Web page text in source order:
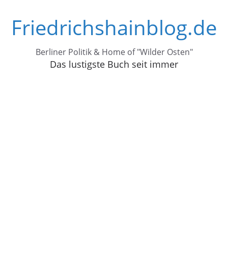
Inhalt
springen
Friedrichshainblog.de
Berliner Politik & Home of "Wilder Osten"
Das lustigste Buch seit immer